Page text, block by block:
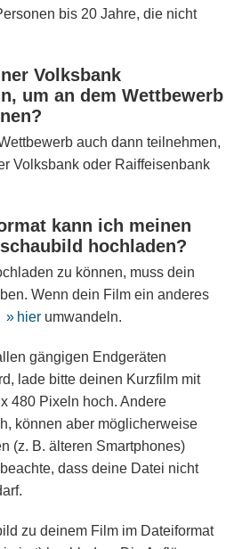
bis 20 Jahre, die nicht
Volksbank
um an dem Wettbewerb
auch dann teilnehmen,
Volksbank oder Raiffeisenbank
kann ich meinen
hochladen?
zu können, muss dein
Wenn dein Film ein anderes
hier umwandeln.
gängigen Endgeräten
lade bitte deinen Kurzfilm mit
480 Pixeln hoch. Andere
können aber möglicherweise
(z. B. älteren Smartphones)
dass deine Datei nicht
zu deinem Film im Dateiformat